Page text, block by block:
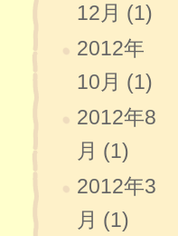
12月 (1)
2012年
10月 (1)
2012年8
月 (1)
2012年3
月 (1)